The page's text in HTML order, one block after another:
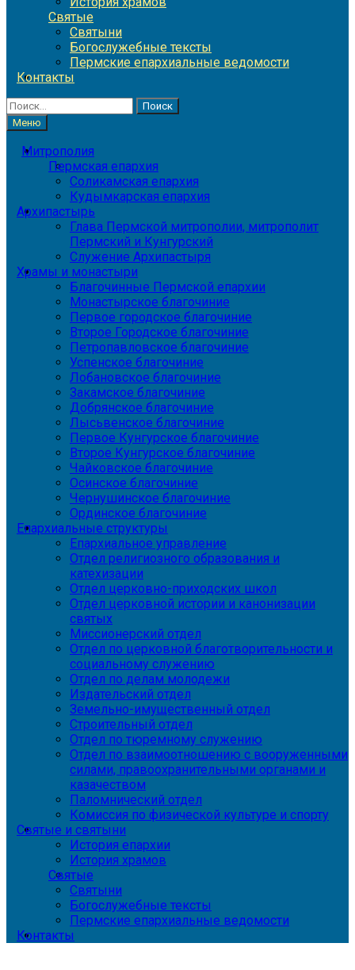
Святые
Святыни
Богослужебные тексты
Пермские епархиальные ведомости
Контакты
Найти:
Меню
Митрополия
Пермская епархия
Соликамская епархия
Кудымкарская епархия
Архипастырь
Глава Пермской митрополии, митрополит
Пермский и Кунгурский
Служение Архипастыря
Храмы и монастыри
Благочинные Пермской епархии
Монастырское благочиние
Первое городское благочиние
Второе Городское благочиние
Петропавловское благочиние
Успенское благочиние
Лобановское благочиние
Закамское благочиние
Добрянское благочиние
Лысьвенское благочиние
Первое Кунгурское благочиние
Второе Кунгурское благочиние
Чайковское благочиние
Осинское благочиние
Чернушинское благочиние
Ординское благочиние
Епархиальные структуры
Епархиальное управление
Отдел религиозного образования и
катехизации
Отдел церковно-приходских школ
Отдел церковной истории и канонизации
святых
Миссионерский отдел
Отдел по церковной благотворительности и
социальному служению
Отдел по делам молодежи
Издательский отдел
Земельно-имущественный отдел
Строительный отдел
Отдел по тюремному служению
Отдел по взаимоотношению с вооруженными
силами, правоохранительными органами и
казачеством
Паломнический отдел
Комиссия по физической культуре и спорту
Святые и святыни
История епархии
История храмов
Святые
Святыни
Богослужебные тексты
Пермские епархиальные ведомости
Контакты